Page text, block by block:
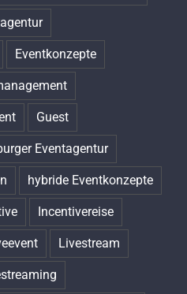
Eventkonzepte
Guest
Eventagentur
hybride Eventkonzepte
Incentivereise
Livestream